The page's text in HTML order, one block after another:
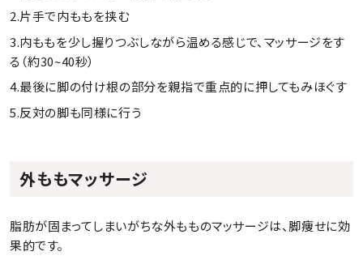
2.片手で内ももを挟む
3.内ももを少し握りつぶしながら温める感じで、マッサージをす
る（約30~40秒）
4.最後に脚の付け根の部分を親指で重点的に押してもみほぐす
5.反対の脚も同様に行う
外ももマッサージ
脂肪が固まってしまいがちな外もものマッサージは、脚痩せに効
果的です。